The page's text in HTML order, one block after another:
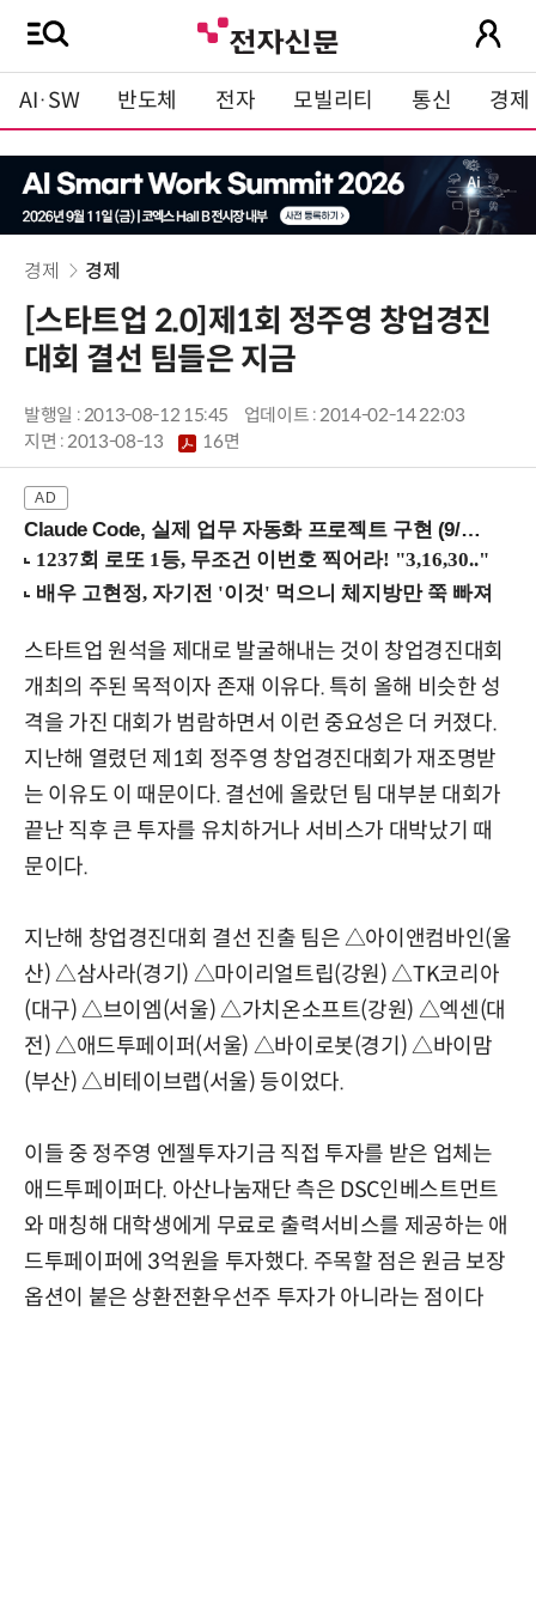
AI·SW 반도체 전자 모빌리티 통신 경제
경제 경제
[스타트업 2.0]제1회 정주영 창업경진
대회 결선 팀들은 지금
발행일 : 2013-08-12 15:45
업데이트 : 2014-02-14 22:03
지면 :2013-08-13 16면
Claude Code, 실제 업무 자동화 프로젝트 구현 (9/16 ~17 강남역)
스타트업 원석을 제대로 발굴해내는 것이 창업경진대회
개최의 주된 목적이자 존재 이유다. 특히 올해 비슷한 성
격을 가진 대회가 범람하면서 이런 중요성은 더 커졌다.
지난해 열렸던 제1회 정주영 창업경진대회가 재조명받
는 이유도 이 때문이다. 결선에 올랐던 팀 대부분 대회가
끝난 직후 큰 투자를 유치하거나 서비스가 대박났기 때
문이다.
지난해 창업경진대회 결선 진출 팀은 △아이앤컴바인(울
산) △삼사라(경기) △마이리얼트립(강원) △TK코리아
(대구) △브이엠(서울) △가치온소프트(강원) △엑센(대
전) △애드투페이퍼(서울) △바이로봇(경기) △바이맘
(부산) △비테이브랩(서울) 등이었다.
이들 중 정주영 엔젤투자기금 직접 투자를 받은 업체는
애드투페이퍼다. 아산나눔재단 측은 DSC인베스트먼트
와 매칭해 대학생에게 무료로 출력서비스를 제공하는 애
드투페이퍼에 3억원을 투자했다. 주목할 점은 원금 보장
옵션이 붙은 상환전환우선주 투자가 아니라는 점이다